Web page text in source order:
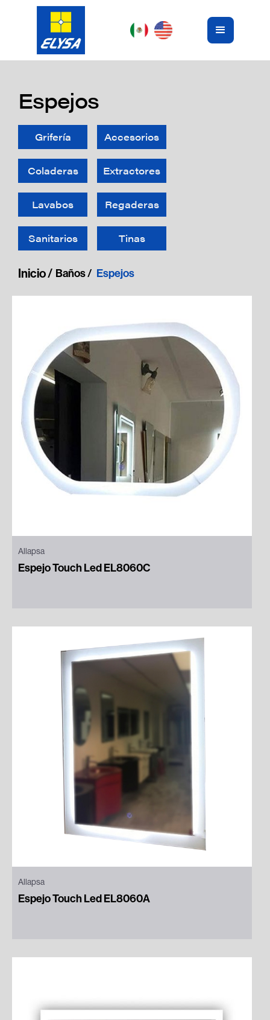
Espejos
Grifería Accesorios
Coladeras Extractores
Lavabos Regaderas
Sanitarios Tinas
Inicio / Baños / Espejos
Allapsa
Espejo Touch Led EL8060C
Allapsa
Espejo Touch Led EL8060A